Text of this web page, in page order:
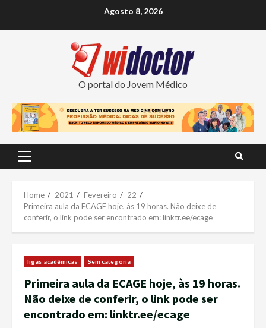
Agosto 8, 2026
O portal do Jovem Médico
Primary
Home 2021 Fevereiro
22
Primeira aula da ECAGE hoje, às 19 horas. Não deixe de
conferir, o link pode ser encontrado em: linktr.ee/ecage
ligas acadêmicas Sem categoria
Primeira aula da ECAGE hoje, às 19 horas.
Não deixe de conferir, o link pode ser
encontrado em: linktr.ee/ecage